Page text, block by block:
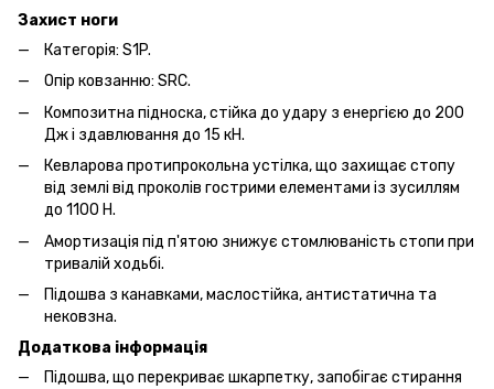
Захист ноги
Категорія: S1P.
Опір ковзанню: SRC.
Композитна підноска, стійка до удару з енергією до 200
Дж і здавлювання до 15 кН.
Кевларова протипрокольна устілка, що захищає стопу
від землі від проколів гострими елементами із зусиллям
до 1100 Н.
Амортизація під п'ятою знижує стомлюваність стопи при
тривалій ходьбі.
Підошва з канавками, маслостійка, антистатична та
нековзна.
Додаткова інформація
Підошва, що перекриває шкарпетку, запобігає стирання